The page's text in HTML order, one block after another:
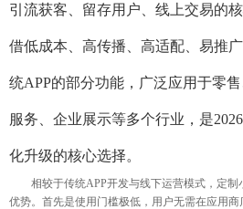
引流获客、留存用户、线上交易的
借低成本、高传播、高适配、易推
统APP的部分功能，广泛应用于零售
服务、企业展示等多个行业，是
化升级的核心选择。
相较于传统APP开发与线下运营模式，定制
优势。首先是使用门槛极低，用户无需在应用